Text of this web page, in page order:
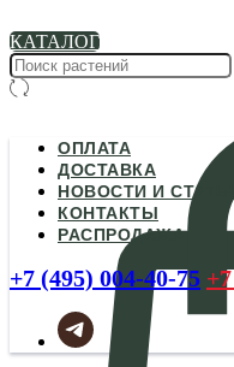
КАТАЛОГ
ОПЛАТА
ДОСТАВКА
НОВОСТИ И
КОНТАКТЫ
РАСПРОДАЖА
+7 (495) 004-40-75